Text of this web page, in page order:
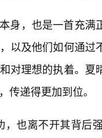
身，也是一首充满
以及他们如何通
对理想的执着。
传递得更加到位。
，也离不开其背后